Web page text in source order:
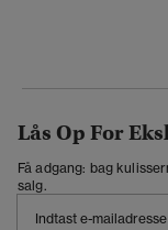
Lås Op For
Få adgang: bag
salg.